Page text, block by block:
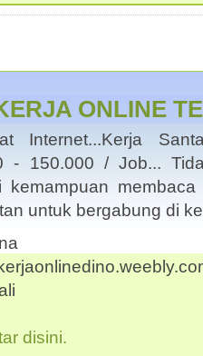
ONLINE
Internet...Kerja
- 150.000 / Job...
kemampuan
untuk bergabung di
disini.